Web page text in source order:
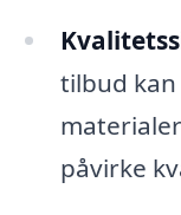
tilbud kan
påvirke